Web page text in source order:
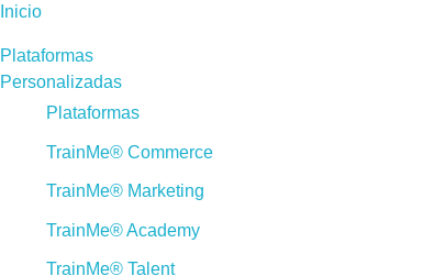
Inicio
Plataformas
Personalizadas
Plataformas
TrainMe® Commerce
TrainMe® Marketing
TrainMe® Academy
TrainMe® Talent